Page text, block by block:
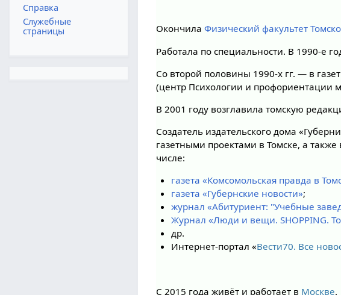
ОкончилаФизический факультет
Работала по специальности. В 1990-е
Со второй половины 1990-х гг. — в
(центр Психологии и
В 2001 году возглавила томскую
Создатель издательского дома
газетными проектами в Томске, а
числе:
газета «Комсомольская правда в
газета «Губернские новости»;
журнал «Абитуриент: "Учебные
Журнал «Люди и вещи. SHOPPING.
др.
Интернет-портал «Вести70. Все
С 2015 года живёт и работает в Москве.
Справка
Служебные
страницы